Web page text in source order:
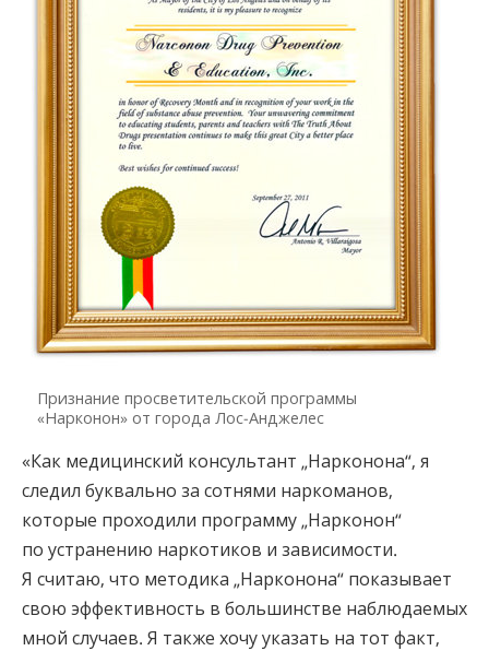
Признание просветительской программы
«Нарконон» от города Лос-Анджелес
«Как медицинский консультант „Нарконона“, я
следил буквально за сотнями наркоманов,
которые проходили программу „Нарконон“
по устранению наркотиков и зависимости.
Я считаю, что методика „Нарконона“ показывает
свою эффективность в большинстве наблюдаемых
мной случаев. Я также хочу указать на тот факт,